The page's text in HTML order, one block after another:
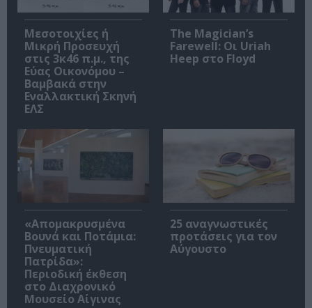
Μεσοτοιχίες ή
Μικρή Προσευχή
στις 3κ46 π.μ., της
Εύας Οικονόμου –
Βαμβακά στην
Εναλλακτική Σκηνή
ΕΛΣ
The Magician’s
Farewell: Οι Uriah
Heep στο Floyd
«Απομακρυσμένα
Βουνά και Ποτάμια:
Πνευματική
Πατρίδα»:
Περιοδική έκθεση
στο Διαχρονικό
Μουσείο Αίγινας
25 αναγνωστικές
προτάσεις για τον
Αύγουστο